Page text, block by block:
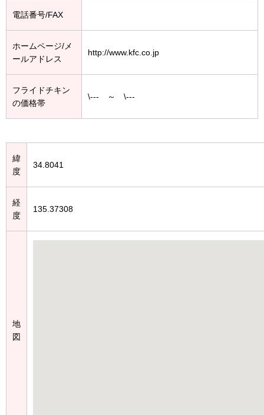
電話番号/FAX
ホームページ/メ
ールアドレス
http://www.kfc.co.jp
フライドチキン
の価格帯
\--- ～ \---
緯
度
34.8041
経
度
135.37308
地
図